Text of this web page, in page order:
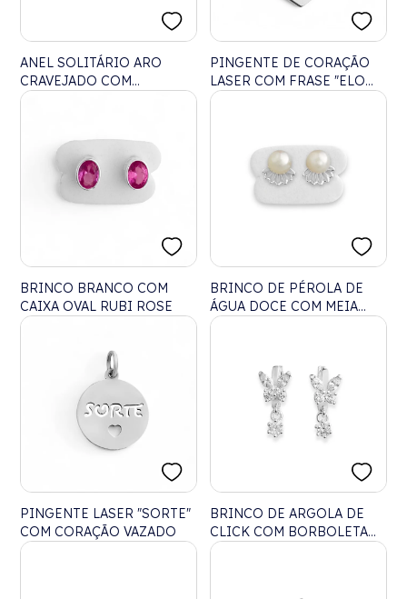
ANEL SOLITÁRIO ARO
CRAVEJADO COM
ZIRCÔNIA CRISTAL
PINGENTE DE CORAÇÃO
LASER COM FRASE "ELO
PERFEITO"
BRINCO BRANCO COM
CAIXA OVAL RUBI ROSE
BRINCO DE PÉROLA DE
ÁGUA DOCE COM MEIA
CONCHA
PINGENTE LASER "SORTE"
COM CORAÇÃO VAZADO
BRINCO DE ARGOLA DE
CLICK COM BORBOLETA
CRAVEJADA DE ZIRCÔNIA